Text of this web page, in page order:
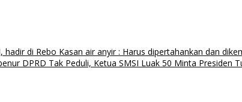
hadir di Rebo Kasan air anyir : Harus dipertahankan dan
DPRD Tak Peduli, Ketua SMSI Luak 50 Minta Presiden